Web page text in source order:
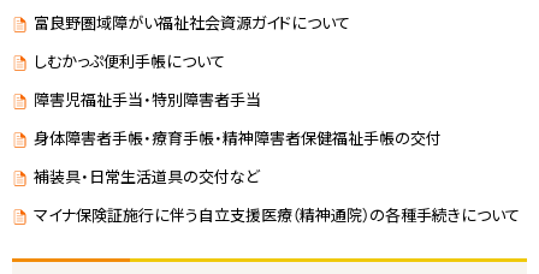
富良野圏域障がい福祉社会資源ガイドについて
しむかっぷ便利手帳について
障害児福祉手当・特別障害者手当
身体障害者手帳・療育手帳・精神障害者保健福祉手帳の交付
補装具・日常生活道具の交付など
マイナ保険証施行に伴う自立支援医療（精神通院）の各種手続きについて